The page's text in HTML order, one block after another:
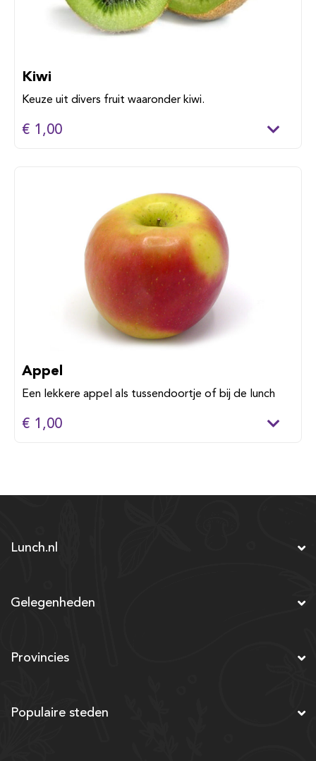
Kiwi
Keuze uit divers fruit waaronder kiwi.
€ 1,00
Appel
Een lekkere appel als tussendoortje of bij de lunch
€ 1,00
Lunch.nl
Gelegenheden
Provincies
Populaire steden